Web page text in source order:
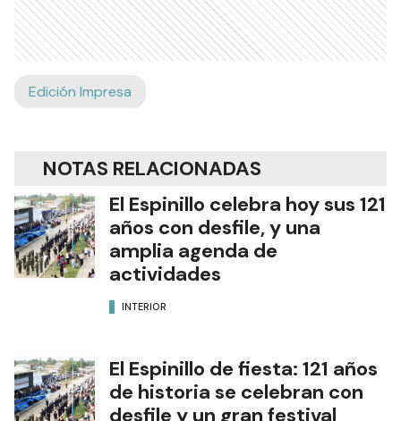
Edición Impresa
NOTAS RELACIONADAS
El Espinillo celebra hoy sus 121
años con desfile, y una
amplia agenda de
actividades
INTERIOR
El Espinillo de fiesta: 121 años
de historia se celebran con
desfile y un gran festival